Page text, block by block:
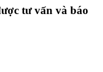
tư vấn và báo